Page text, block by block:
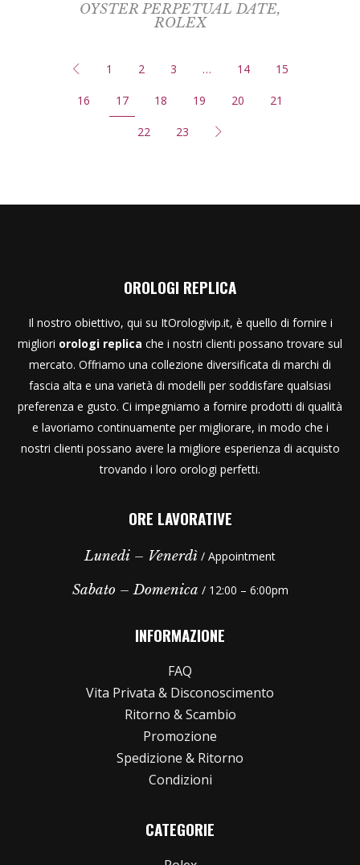
OYSTER PERPETUAL DATE,
ROLEX
1 2 3 … 14 15
16 17 18 19 20 21
22 23
OROLOGI REPLICA
Il nostro obiettivo, qui su ItOrologivip.it, è quello di fornire i
migliori orologi replica che i nostri clienti possano trovare sul
mercato. Offriamo una collezione diversificata di marchi di
fascia alta e una varietà di modelli per soddisfare qualsiasi
preferenza e gusto. Ci impegniamo a fornire prodotti di qualità
e lavoriamo continuamente per migliorare, in modo che i
nostri clienti possano avere la migliore esperienza di acquisto
trovando i loro orologi perfetti.
ORE LAVORATIVE
Lunedi – Venerdì / Appointment
Sabato – Domenica / 12:00 – 6:00pm
INFORMAZIONE
FAQ
Vita Privata & Disconoscimento
Ritorno & Scambio
Promozione
Spedizione & Ritorno
Condizioni
CATEGORIE